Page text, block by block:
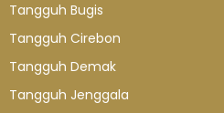
Tangguh Bugis
Tangguh Cirebon
Tangguh Demak
Tangguh Jenggala